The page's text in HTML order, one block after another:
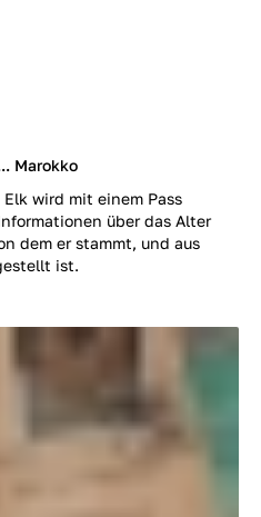
Marokko
wird mit einem Pass
über das Alter
dem er stammt, und aus
ist.